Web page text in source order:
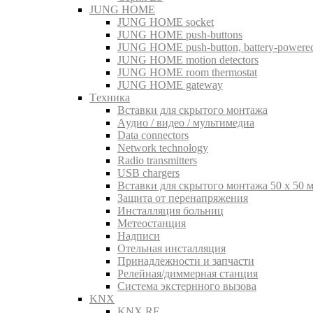
JUNG HOME
JUNG HOME socket
JUNG HOME push-buttons
JUNG HOME push-button, battery-
JUNG HOME motion detectors
JUNG HOME room thermostat
JUNG HOME gateway
Tехника
Вставки для скрытого монтажа
Aудио / видео / мультимедиа
Data connectors
Network technology
Radio transmitters
USB chargers
Вставки для скрытого монтажа 50 x 50
Защита от перенапряжения
Инсталляция больниц
Метеостанция
Надписи
Отельная инсталляция
Принадлежности и запчасти
Релейная/диммерная станция
Система экстернного вызова
KNX